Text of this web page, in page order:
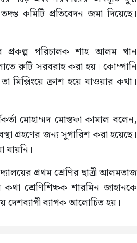
কমিটি প্রতিবেদন জমা দিয়েছে।
প্রকল্প পরিচালক শাহ আলম খান
রুটি সরবরাহ করা হয়। কোম্পানি
মিক্সিংয়ে ক্রাশ হয়ে যাওয়ার কথা।
মোহাম্মদ মোস্তফা কামাল বলেন,
গ্রহণের জন্য সুপারিশ করা হয়েছে।
যায়নি।
প্রথম শ্রেণির ছাত্রী আলমতাজ
শ্রেণিশিক্ষক শারমিন জাহানকে
দেশব্যাপী ব্যাপক আলোচিত হয়।